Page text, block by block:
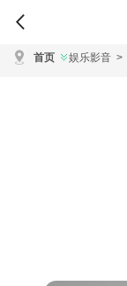
首页 娱乐影音 >